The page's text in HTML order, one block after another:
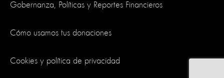
Gobernanza, Políticas y Reportes Financieros
Cómo usamos tus donaciones
Cookies y política de privacidad